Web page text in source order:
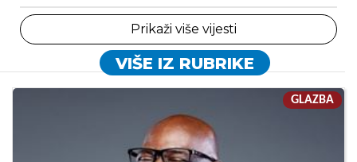
Prikaži više vijesti
VIŠE IZ RUBRIKE
GLAZBA